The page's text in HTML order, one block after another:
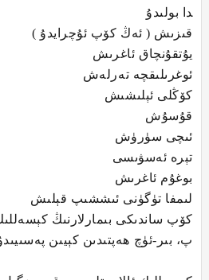
دا بولىدۇ
قىزىش ( ئەڭ كۆپ ئۇچرايدۇ )
يۇتقۇنچاق ئاغرىش
ئوغرىلىقچە تەرلەش
كۆڭلى ئېلىشىش
قۇسۇش
ئىچى سۈرۈش
تېرە ئەسۋىسى
بوغۇم ئاغرىش
لىمفا تۈگۈنى ئىششىپ قېلىش
كۆپ ساندىكى بىمارلارنىڭ
پ، بىر-ئۈچ ھەپتىدىن كېيىن